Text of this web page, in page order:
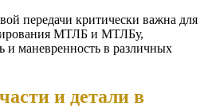
передачи критически важна для
МТЛБ и МТЛБу,
и маневренность в различных
и детали в